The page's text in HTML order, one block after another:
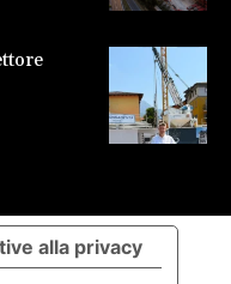
alla privacy